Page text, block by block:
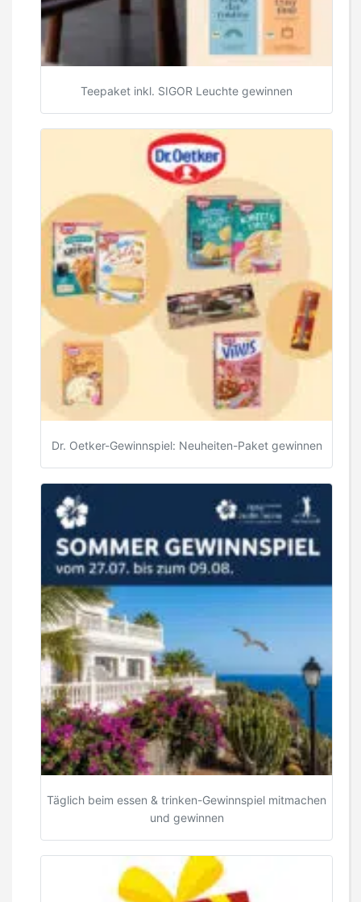
Teepaket inkl. SIGOR Leuchte gewinnen
Dr. Oetker-Gewinnspiel: Neuheiten-Paket gewinnen
Täglich beim essen & trinken-Gewinnspiel mitmachen
und gewinnen